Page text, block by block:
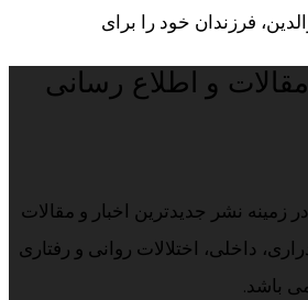
فرزندان خود را برای
مقالات و اطلاع رسانی
زمینه نشر جدیدترین اخبار و مقالات
داخلی، اختلالات روانی و رفتاری
باشد.